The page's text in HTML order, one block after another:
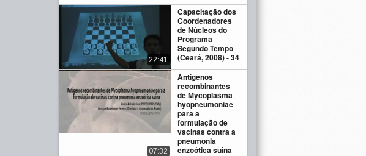
Capacitação dos
Coordenadores
de Núcleos do
Programa
Segundo Tempo
(Ceará, 2008) - 34
22:41
Antígenos
recombinantes
de Mycoplasma
hyopneumoniae
para a
formulação de
vacinas contra a
pneumonia
enzoótica suína
07:32